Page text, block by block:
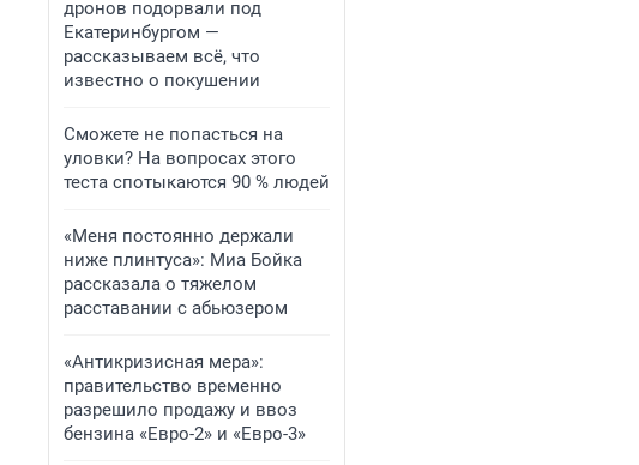
дронов подорвали под
Екатеринбургом —
рассказываем всё, что
известно о покушении
Сможете не попасться на
уловки? На вопросах этого
теста спотыкаются 90 % людей
«Меня постоянно держали
ниже плинтуса»: Миа Бойка
рассказала о тяжелом
расставании с абьюзером
«Антикризисная мера»:
правительство временно
разрешило продажу и ввоз
бензина «Евро-2» и «Евро-3»